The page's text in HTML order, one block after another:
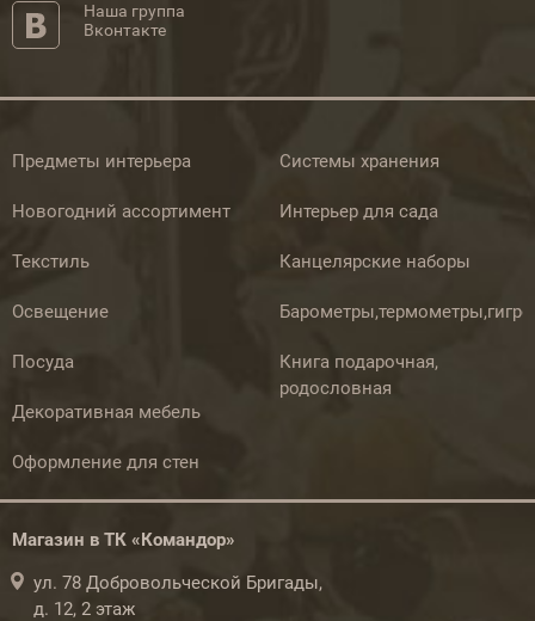
Наша группа
Вконтакте
Предметы интерьера
Новогодний ассортимент
Текстиль
Освещение
Посуда
Декоративная мебель
Оформление для стен
Системы хранения
Интерьер для сада
Канцелярские наборы
Книга подарочная,
родословная
Магазин в ТК «Командор»
ул. 78 Добровольческой Бригады,
д. 12, 2 этаж